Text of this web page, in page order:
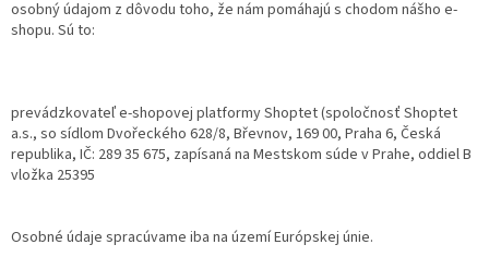
osobný údajom z dôvodu toho, že nám pomáhajú s chodom nášho e-
shopu. Sú to:
prevádzkovateľ e-shopovej platformy Shoptet (spoločnosť Shoptet
a.s., so sídlom Dvořeckého 628/8, Břevnov, 169 00, Praha 6, Česká
republika, IČ: 289 35 675, zapísaná na Mestskom súde v Prahe, oddiel B
vložka 25395
Osobné údaje spracúvame iba na území Európskej únie.